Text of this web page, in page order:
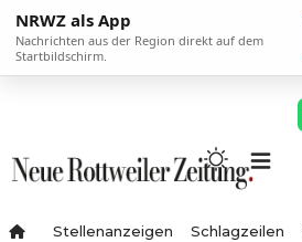
NRWZ als App
Nachrichten aus der Region direkt auf dem
Startbildschirm.
Stellenanzeigen Schlagzeilen